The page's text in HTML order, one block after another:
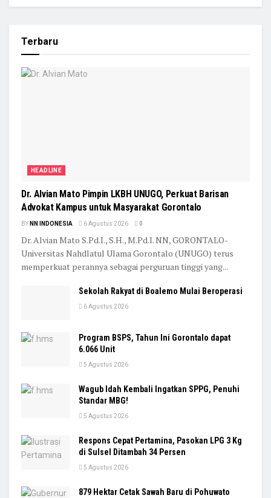
Terbaru
HEADLINE
Dr. Alvian Mato Pimpin LKBH UNUGO, Perkuat Barisan
Advokat Kampus untuk Masyarakat Gorontalo
BY NN INDONESIA 6 Agustus 2026 0
Dr. Alvian Mato S.Pd.I., S.H., M.Pd.I. NN, GORONTALO-
Universitas Nahdlatul Ulama Gorontalo (UNUGO) terus
memperkuat perannya sebagai perguruan tinggi yang...
Sekolah Rakyat di Boalemo Mulai Beroperasi
6 Agustus 2026
Program BSPS, Tahun Ini Gorontalo dapat
6.066 Unit
5 Agustus 2026
Wagub Idah Kembali Ingatkan SPPG, Penuhi
Standar MBG!
5 Agustus 2026
Respons Cepat Pertamina, Pasokan LPG 3 Kg
di Sulsel Ditambah 34 Persen
5 Agustus 2026
879 Hektar Cetak Sawah Baru di Pohuwato